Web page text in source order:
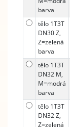
barva
tělo 1T3T
DN30 Z,
Z=zelená
barva
tělo 1T3T
DN32 M,
M=modrá
barva
tělo 1T3T
DN32 Z,
Z=zelená